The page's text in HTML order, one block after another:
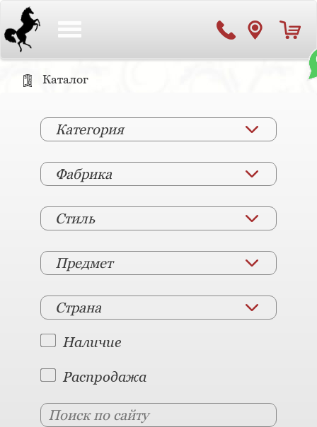
Каталог
Категория
Фабрика
Стиль
Предмет
Страна
Наличие
Распродажа